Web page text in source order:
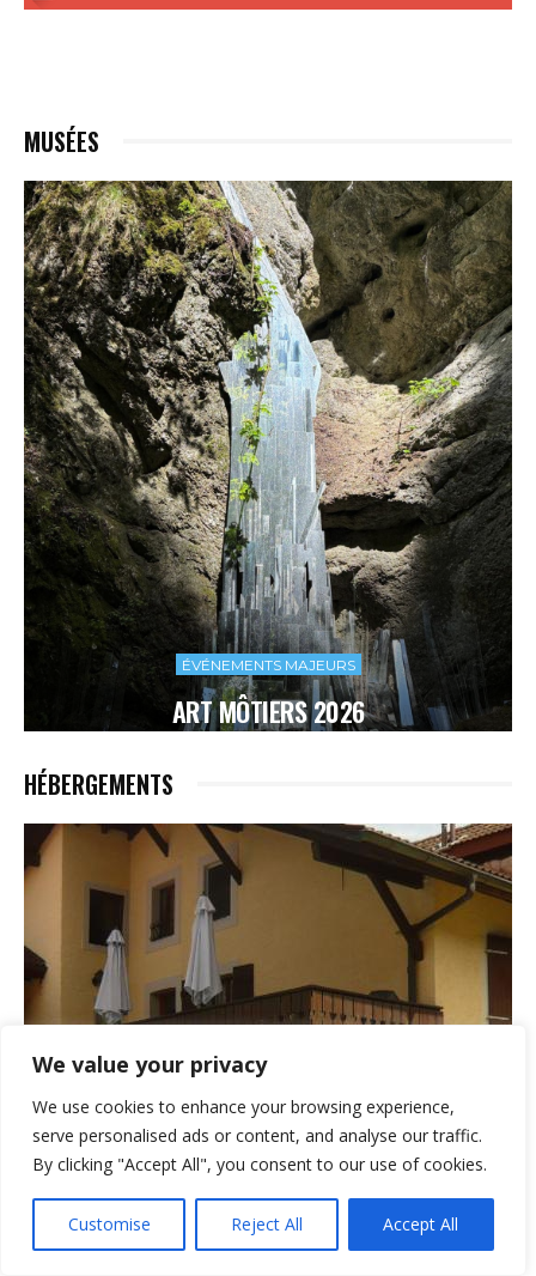
We value your privacy
We use cookies to enhance your browsing experience,
serve personalised ads or content, and analyse our traffic.
By clicking "Accept All", you consent to our use of cookies.
Customise Reject All Accept All
MUSÉES
ÉVÉNEMENTS MAJEURS
ART MÔTIERS 2026
HÉBERGEMENTS
HÉBERGEMENTS